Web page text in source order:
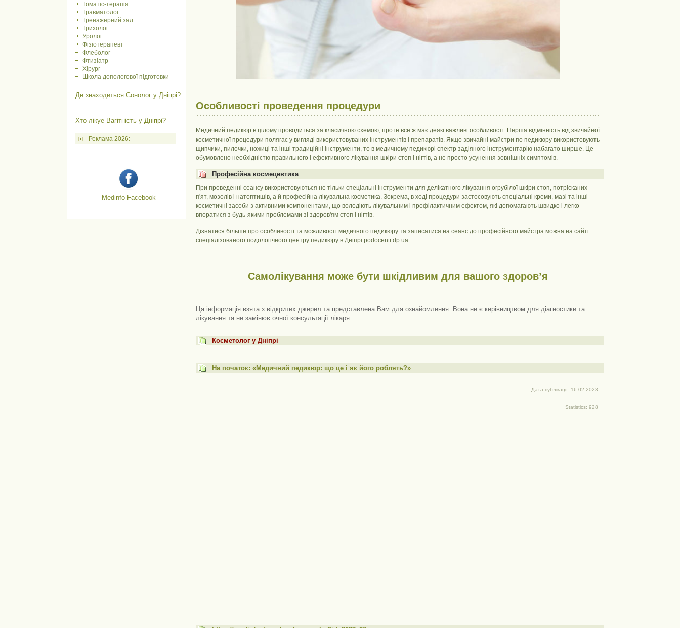
Томатіс-терапія
Травматолог
Тренажерний зал
Трихолог
Уролог
Фізіотерапевт
Флеболог
Фтизіатр
Хірург
Школа допологової підготовки
Де знаходиться Сонолог у Дніпрі?
Хто лікуе Вагітність у Дніпрі?
Реклама 2026:
Medinfo Facebook
Особливості проведення процедури
Медичний педикюр в цілому проводиться за класичною схемою, проте все ж має деякі важливі особливості. Перша відмінність від звичайної
косметичної процедури полягає у вигляді використовуваних інструментів і препаратів. Якщо звичайні майстри по педикюру використовують
щипчики, пилочки, ножиці та інші традиційні інструменти, то в медичному педикюрі спектр задіяного інструментарію набагато ширше. Це
обумовлено необхідністю правильного і ефективного лікування шкіри стоп і нігтів, а не просто усунення зовнішніх симптомів.
Професійна космецевтика
При проведенні сеансу використовуються не тільки спеціальні інструменти для делікатного лікування огрубілої шкіри стоп, потрісканих
п'ят, мозолів і натоптишів, а й професійна лікувальна косметика. Зокрема, в ході процедури застосовують спеціальні креми, мазі та інші
косметичні засоби з активними компонентами, що володіють лікувальним і профілактичним ефектом, які допомагають швидко і легко
впоратися з будь-якими проблемами зі здоров'ям стоп і нігтів.
Дізнатися більше про особливості та можливості медичного педикюру та записатися на сеанс до професійного майстра можна на сайті
спеціалізованого подологічного центру педикюру в Дніпрі podocentr.dp.ua.
Самолікування може бути шкідливим для вашого здоров’я
Ця інформація взята з відкритих джерел та представлена ​​Вам для ознайомлення. Вона не є керівництвом для діагностики та
лікування та не замінює очної консультації лікаря.
Косметолог у Дніпрі
На початок: «Медичний педикюр: що це і як його роблять?»
Дата публікації: 16.02.2023
Statistics: 928